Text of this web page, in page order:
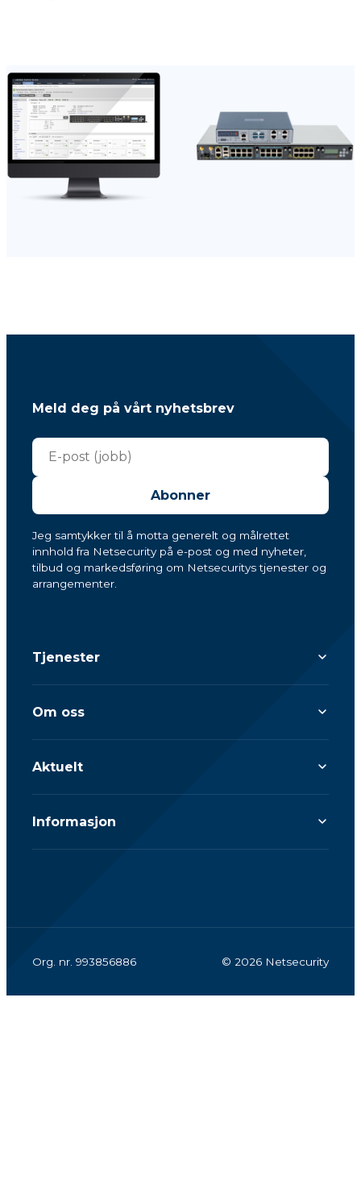
Meld deg på vårt nyhetsbrev
Abonner
Jeg samtykker til å motta generelt og målrettet
innhold fra Netsecurity på e-post og med nyheter,
tilbud og markedsføring om Netsecuritys tjenester og
arrangementer.
Tjenester
Om oss
Aktuelt
Informasjon
Org. nr. 993856886 © 2026 Netsecurity